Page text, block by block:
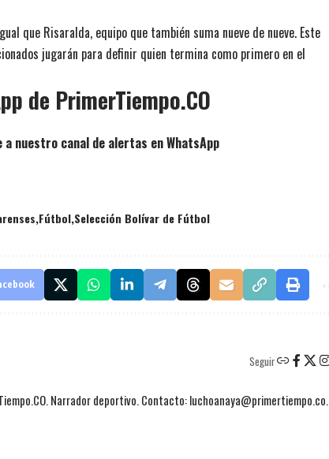
que Risaralda, equipo que también suma nueve de nueve. Este
jugarán para definir quien termina como primero en el
de PrimerTiempo.CO
a nuestro canal de alertas en WhatsApp
Fútbol Selección Bolívar de Fútbol
Seguir
Narrador deportivo. Contacto: luchoanaya@primertiempo.co.